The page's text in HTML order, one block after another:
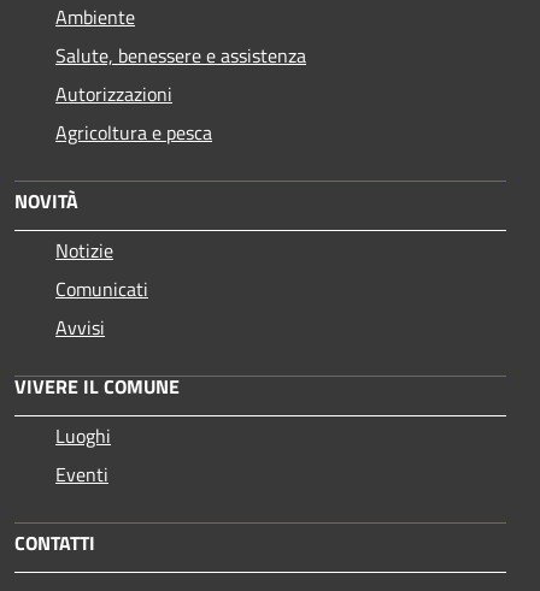
Ambiente
Salute, benessere e assistenza
Autorizzazioni
Agricoltura e pesca
NOVITÀ
Notizie
Comunicati
Avvisi
VIVERE IL COMUNE
Luoghi
Eventi
CONTATTI